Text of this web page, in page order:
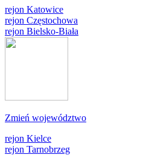
rejon Katowice
rejon Częstochowa
rejon Bielsko-Biała
Zmień województwo
rejon Kielce
rejon Tarnobrzeg